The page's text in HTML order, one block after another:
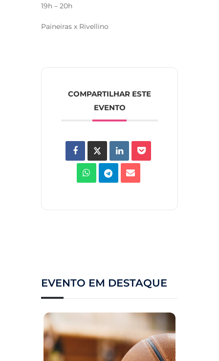
19h – 20h
Paineiras x Rivellino
COMPARTILHAR ESTE
EVENTO
EVENTO EM DESTAQUE